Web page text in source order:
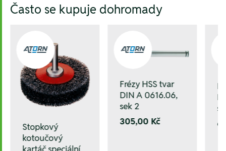
Často se kupuje dohromady
Stopkový
kotoučový
Frézy HSS tvar
DIN A 0616.06,
sek 2
305,00 Kč